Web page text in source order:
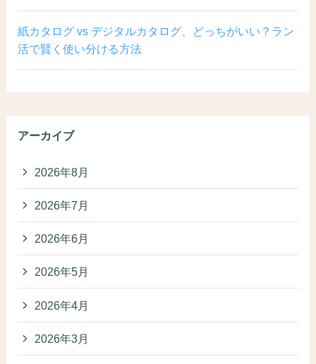
紙カタログ vs デジタルカタログ、どっちがいい？ラン
活で賢く使い分ける方法
アーカイブ
2026年8月
2026年7月
2026年6月
2026年5月
2026年4月
2026年3月